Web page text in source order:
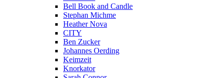
Bell Book and Candle
Stephan Michme
Heather Nova
CITY
Ben Zucker
Johannes Oerding
Keimzeit
Knorkator